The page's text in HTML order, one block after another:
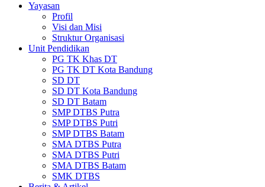
Yayasan
Profil
Visi dan Misi
Struktur Organisasi
Unit Pendidikan
PG TK Khas DT
PG TK DT Kota Bandung
SD DT
SD DT Kota Bandung
SD DT Batam
SMP DTBS Putra
SMP DTBS Putri
SMP DTBS Batam
SMA DTBS Putra
SMA DTBS Putri
SMA DTBS Batam
SMK DTBS